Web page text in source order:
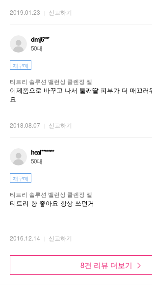
나서 피부 가라앉히는데 좀 도움된 것 같아요 ㅎㅎ
2019.01.23 신고하기
dmj6***
50대
재구매
티트리 솔루션 밸런싱 클렌징 젤
이제품으로 바꾸고 나서 둘째딸 피부가 더 매끄러워졌어
요
2018.08.07 신고하기
heal*******
50대
재구매
티트리 솔루션 밸런싱 클렌징 젤
티트리 향 좋아요 항상 쓰던거
2016.12.14 신고하기
8건 리뷰 더보기